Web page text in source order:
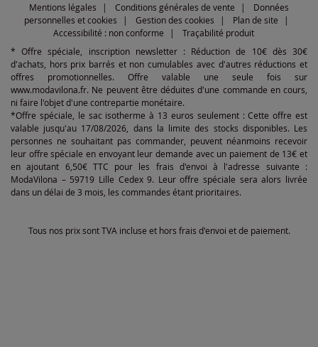
Mentions légales Conditions générales de vente
Données
personnelles et cookies
Gestion des cookies
Plan de site
Accessibilité : non conforme
Traçabilité produit
* Offre spéciale, inscription newsletter : Réduction de 10€ dès 30€
d'achats, hors prix barrés et non cumulables avec d'autres réductions et
offres promotionnelles. Offre valable une seule fois sur
www.modavilona.fr. Ne peuvent être déduites d'une commande en cours,
ni faire l'objet d'une contrepartie monétaire.
*Offre spéciale, le sac isotherme à 13 euros seulement : Cette offre est
valable jusqu'au 17/08/2026, dans la limite des stocks disponibles. Les
personnes ne souhaitant pas commander, peuvent néanmoins recevoir
leur offre spéciale en envoyant leur demande avec un paiement de 13€ et
en ajoutant 6,50€ TTC pour les frais d'envoi à l'adresse suivante :
ModaVilona – 59719 Lille Cedex 9. Leur offre spéciale sera alors livrée
dans un délai de 3 mois, les commandes étant prioritaires.
Tous nos prix sont TVA incluse et hors frais d'envoi et de paiement.